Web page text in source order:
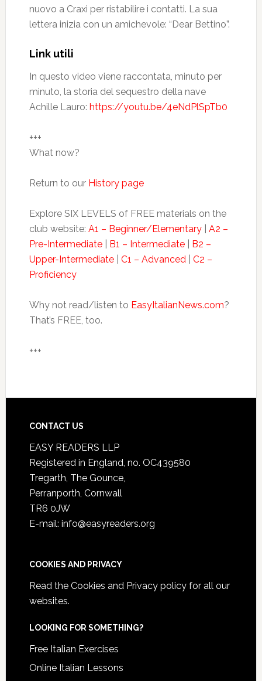
nuovo a Craxi per ristabilire i contatti. La sua
lettera inizia con un amichevole: “Dear Bettino”.
Link utili
In questo video viene raccontata, minuto per
minuto, la storia del sequestro della nave
Achille Lauro: https://youtu.be/4eNdPlSpTb0
+++
What now?
Return to our History page
Explore SIX LEVELS of FREE materials on the
club website: A1 – Beginner/Elementary| A2 –
Pre-Intermediate| B1 – Intermediate| B2 –
Upper-Intermediate| C1 – Advanced| C2 –
Proficiency
Why not read/listen to EasyItalianNews.com?
That’s FREE, too.
+++
CONTACT US
EASY READERS LLP
Registered in England, no. OC439580
Tregarth, The Gounce,
Perranporth, Cornwall
TR6 0JW
E-mail: info@easyreaders.org
COOKIES AND PRIVACY
Read the Cookies and Privacy policyfor all our
websites.
LOOKING FOR SOMETHING?
Free Italian Exercises
Online Italian Lessons